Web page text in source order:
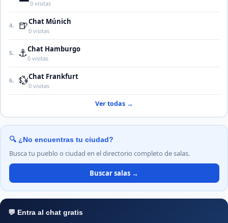
0 visitas
4. 🍺Chat Múnich
0 visitas
5. ⚓Chat Hamburgo
0 visitas
6. 💱Chat Frankfurt
0 visitas
Ver todas →
🔍 ¿No encuentras tu ciudad?
Busca tu pueblo o ciudad en el directorio completo de salas.
Buscar salas →
💬 Entra al chat gratis